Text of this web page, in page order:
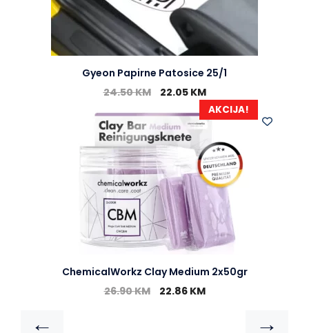
Gyeon Papirne Patosice 25/1
24.50KM 22.05 KM
AKCIJA!
ChemicalWorkz Clay Medium 2x50gr
26.90KM 22.86 KM
← →